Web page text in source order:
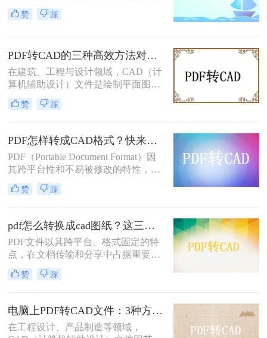
可编辑的CAD图纸（DWG/DXF）是
一项极其常见的操作。CAD（计算机
形，而这些图形广泛用于生产制造、
施工落地等环节。面对不同格式、不
同复杂度的PDF图纸，如何选择最合
成果质量。本文先给出四种主流方法
赞 踩
PDF转CAD的三种高效方法对比：精准转换、可编辑、保图层！
在建筑、工程与设计领域，CAD（计
算机辅助设计）文件是绘制平面图、
结构图及施工图的核心载体。然而，
我们经常收到客户或协作方发来的
接用 CAD 软件编辑。因此，将 PDF
转换为可编辑的 DWG/DXF 格式 成
为设计人员的刚需。但转换质量参差
不齐：有的丢失线条，有的图层混
乱，甚至文字变成乱码。本文从 转换
精度、图层保留、操作难度、文件安
您快速选出最适合的那一款。
赞 踩
PDF怎样转成CAD格式？快来学习这2个实用方法吧！
PDF（Portable Document Format）因
其跨平台性和不易被修改的特性，在
工程图纸的分享和存储中广泛应用。
然而，在工程设计和制造领域，
因其可编辑性和精确性成为行业标
准。因此，将PDF图纸转换成CAD格
式成为许多设计师和工程师的常见需
求。那么PDF怎样转成CAD格式呢？
本文将介绍两种将PDF转换成CAD格
式的方法。
赞 踩
pdf怎么转换成cad图纸？这三种方法不妨试试！
PDF文件以其跨平台、格式固定的特
点，在文档传输和分享中占据重要地
位。然而，当需要对PDF中的图纸进
行编辑或设计时，通常需要将其转换
CAD图纸呢？本文将为您介绍三种实
用的pdf转cad图纸的方法，帮助您轻
松实现这一目标。
赞 踩
电脑上PDF转CAD文件：3种方法按文件大小选，大的别用在线工具！
在工程设计、产品制造等领域，